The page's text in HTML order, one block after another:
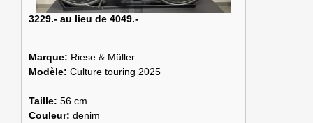
3229.- au lieu de 4049.-
Marque: Riese & Müller
Modèle: Culture touring 2025
Taille: 56 cm
Couleur: denim